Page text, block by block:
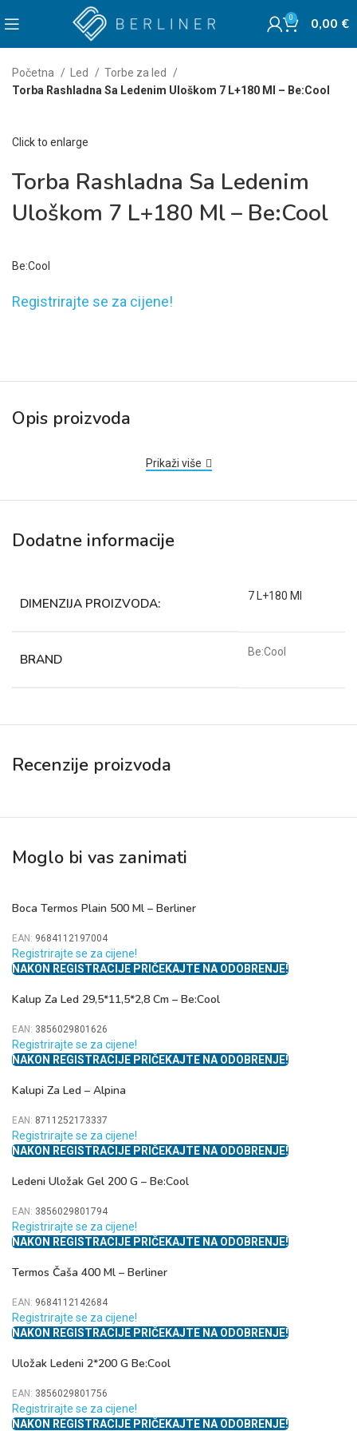
0 0,00 €
Početna Led
Torbe za led
Torba Rashladna Sa Ledenim Uloškom 7 L+180 Ml – Be:Cool
Click to enlarge
Torba Rashladna Sa Ledenim
Uloškom 7 L+180 Ml – Be:Cool
Be:Cool
Registrirajte se za cijene!
Opis proizvoda
Prikaži više
Dodatne informacije
DIMENZIJA PROIZVODA: 7 L+180 Ml
BRAND Be:Cool
Recenzije proizvoda
Moglo bi vas zanimati
Boca Termos Plain 500 Ml – Berliner
EAN: 9684112197004
Registrirajte se za cijene!
NAKON REGISTRACIJE PRIČEKAJTE NA ODOBRENJE!
Kalup Za Led 29,5*11,5*2,8 Cm – Be:Cool
EAN: 3856029801626
Registrirajte se za cijene!
NAKON REGISTRACIJE PRIČEKAJTE NA ODOBRENJE!
Kalupi Za Led – Alpina
EAN: 8711252173337
Registrirajte se za cijene!
NAKON REGISTRACIJE PRIČEKAJTE NA ODOBRENJE!
Ledeni Uložak Gel 200 G – Be:Cool
EAN: 3856029801794
Registrirajte se za cijene!
NAKON REGISTRACIJE PRIČEKAJTE NA ODOBRENJE!
Termos Čaša 400 Ml – Berliner
EAN: 9684112142684
Registrirajte se za cijene!
NAKON REGISTRACIJE PRIČEKAJTE NA ODOBRENJE!
Uložak Ledeni 2*200 G Be:Cool
EAN: 3856029801756
Registrirajte se za cijene!
NAKON REGISTRACIJE PRIČEKAJTE NA ODOBRENJE!